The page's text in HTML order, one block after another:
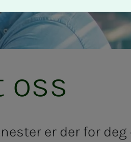
oss
er der for